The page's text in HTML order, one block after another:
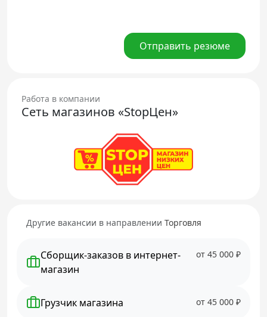
Отправить резюме
Работа в компании
Сеть магазинов «StopЦен»
Другие вакансии в направлении Торговля
Сборщик-заказов в интернет-
магазин
от 45 000 ₽
Грузчик магазина от 45 000 ₽